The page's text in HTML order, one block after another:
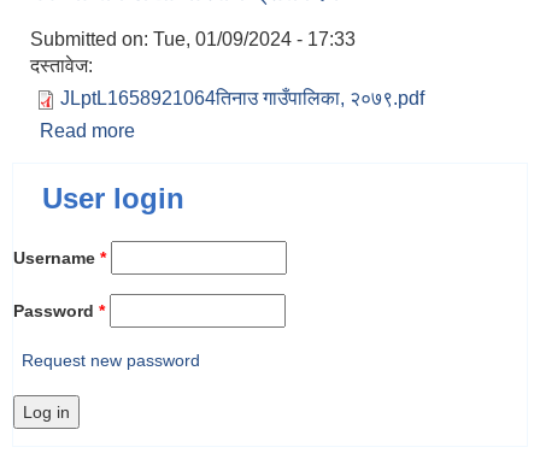
Submitted on: Tue, 01/09/2024 - 17:33
दस्तावेज:
JLptL1658921064तिनाउ गाउँपालिका, २०७९.pdf
Read more
User login
Username *
Password *
Request new password